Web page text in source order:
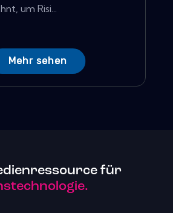
um Risi...
Mehr sehen
für